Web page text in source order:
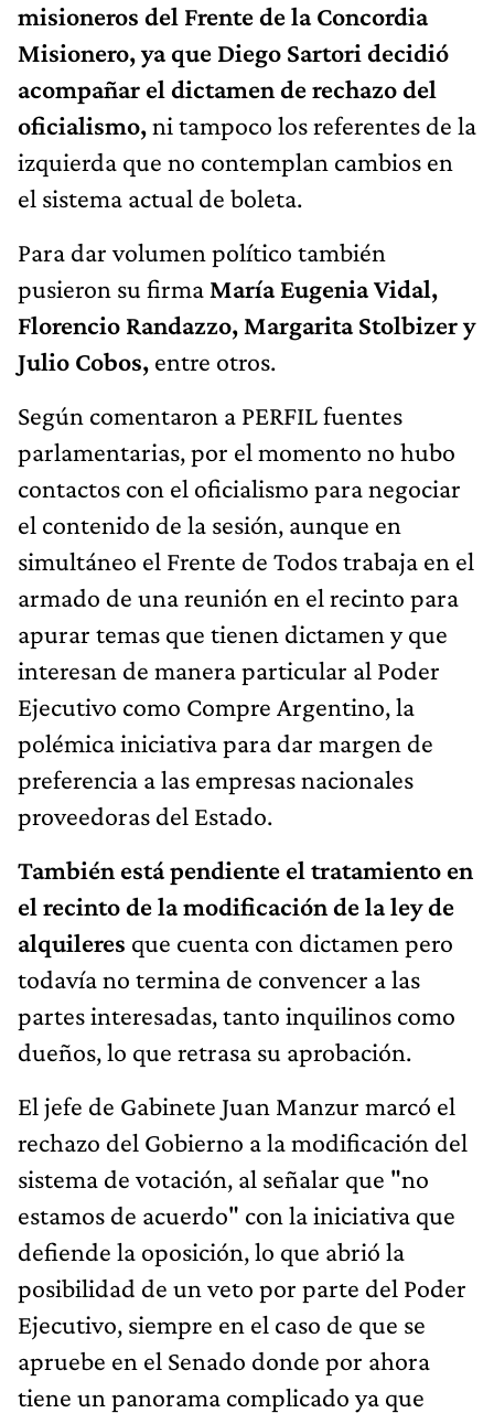
misioneros del Frente de la Concordia
Misionero, ya que Diego Sartori decidió
acompañar el dictamen de rechazo del
oficialismo,ni tampoco los referentes de la
izquierda que no contemplan cambios en
el sistema actual de boleta.
Para dar volumen político también
pusieron su firma María Eugenia Vidal,
Florencio Randazzo, Margarita Stolbizer y
Julio Cobos, entre otros.
Según comentaron a PERFIL fuentes
parlamentarias, por el momento no hubo
contactos con el oficialismo para negociar
el contenido de la sesión, aunque en
simultáneo el Frente de Todos trabaja en el
armado de una reunión en el recinto para
apurar temas que tienen dictamen y que
interesan de manera particular al Poder
Ejecutivo como Compre Argentino, la
polémica iniciativa para dar margen de
preferencia a las empresas nacionales
proveedoras del Estado.
También está pendiente el tratamiento en
el recinto de la modificación de la ley de
alquileres que cuenta con dictamen pero
todavía no termina de convencer a las
partes interesadas, tanto inquilinos como
dueños, lo que retrasa su aprobación.
El jefe de Gabinete Juan Manzur marcó el
rechazo del Gobierno a la modificación del
sistema de votación, al señalar que "no
estamos de acuerdo" con la iniciativa que
defiende la oposición, lo que abrió la
posibilidad de un veto por parte del Poder
Ejecutivo, siempre en el caso de que se
apruebe en el Senado donde por ahora
tiene un panorama complicado ya que